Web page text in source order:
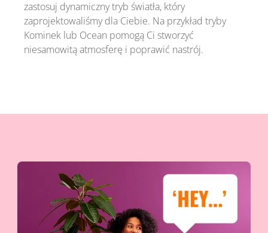
zastosuj dynamiczny tryb światła, który
zaprojektowaliśmy dla Ciebie. Na przykład tryby
Kominek lub Ocean pomogą Ci stworzyć
niesamowitą atmosferę i poprawić nastrój.